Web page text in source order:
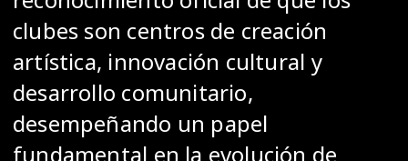
clubes son centros de creación
artística, innovación cultural y
desarrollo comunitario,
desempeñando un papel
fundamental en la evolución de